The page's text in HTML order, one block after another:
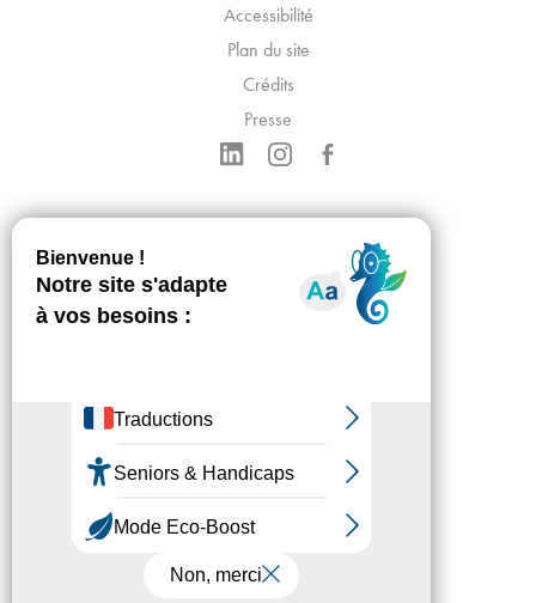
Accessibilité
Plan du site
Crédits
Presse